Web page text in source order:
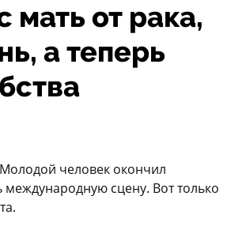
мать от рака,
а теперь
человек окончил
сцену. Вот только